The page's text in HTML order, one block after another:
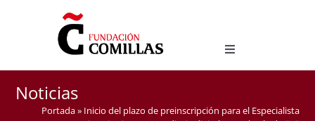
Toggle
Navigation
MASTER D’ENSEIGNEMENT DE L’ESPAGNOL COMME
LANGUE ÉTRANGÈRE
Noticias
Portada» Inicio del plazo de preinscripción para el Especialista